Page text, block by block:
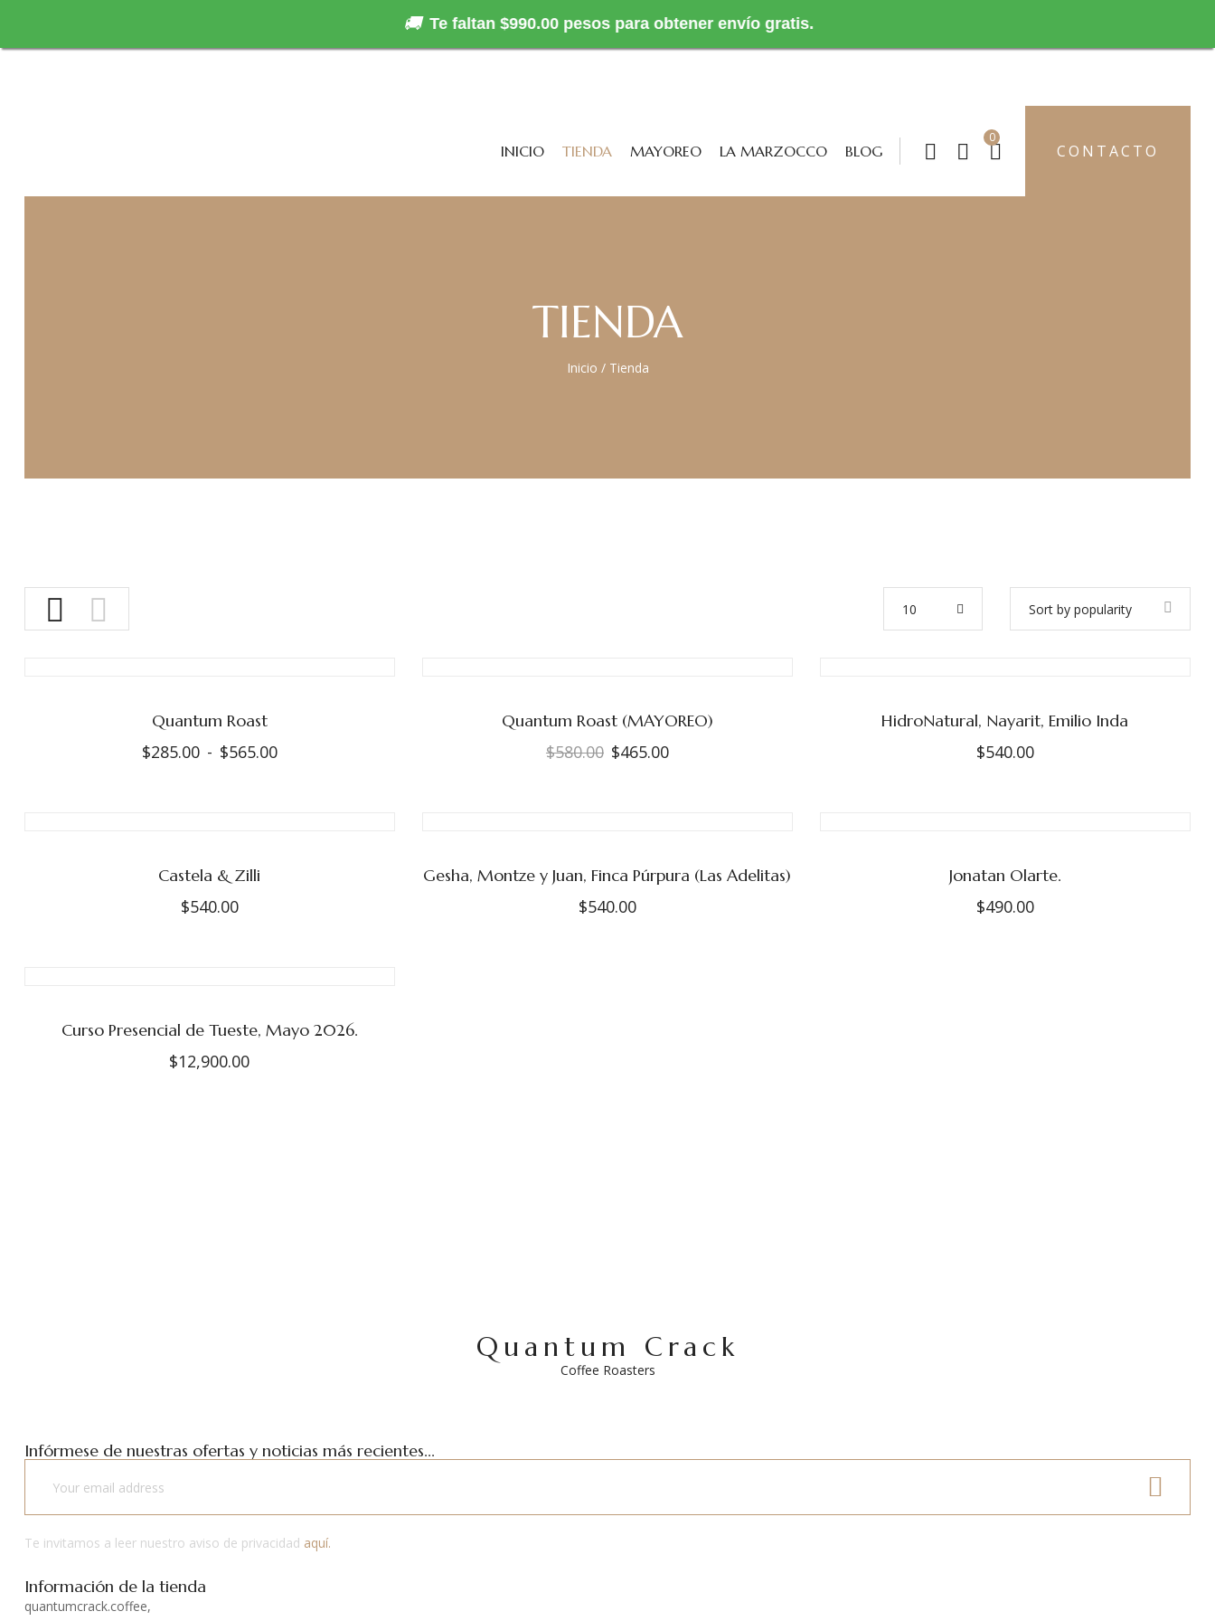
INICIO TIENDA MAYOREO LA MARZOCCO BLOG
0
CONTACTO
TIENDA
Inicio / Tienda
Sort by popularity
10
Quantum Roast
$285.00 - $565.00
Quantum Roast (MAYOREO)
$580.00 $465.00
HidroNatural, Nayarit, Emilio Inda
$540.00
Castela & Zilli
$540.00
Gesha, Montze y Juan, Finca Púrpura (Las Adelitas)
$540.00
Jonatan Olarte.
$490.00
Curso Presencial de Tueste, Mayo 2026.
$12,900.00
Quantum Crack
Coffee Roasters
Infórmese de nuestras ofertas y noticias más recientes...
Te invitamos a leer nuestro aviso de privacidad aquí.
Información de la tienda
quantumcrack.coffee,
🚚 Te faltan $990.00 pesos para obtener envío gratis.